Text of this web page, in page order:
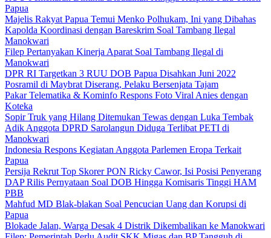
Papua
Majelis Rakyat Papua Temui Menko Polhukam, Ini yang Dibahas
Kapolda Koordinasi dengan Bareskrim Soal Tambang Ilegal
Manokwari
Filep Pertanyakan Kinerja Aparat Soal Tambang Ilegal di
Manokwari
DPR RI Targetkan 3 RUU DOB Papua Disahkan Juni 2022
Posramil di Maybrat Diserang, Pelaku Bersenjata Tajam
Pakar Telematika & Kominfo Respons Foto Viral Anies dengan
Koteka
Sopir Truk yang Hilang Ditemukan Tewas dengan Luka Tembak
Adik Anggota DPRD Sarolangun Diduga Terlibat PETI di
Manokwari
Indonesia Respons Kegiatan Anggota Parlemen Eropa Terkait
Papua
Persija Rekrut Top Skorer PON Ricky Cawor, Isi Posisi Penyerang
DAP Rilis Pernyataan Soal DOB Hingga Komisaris Tinggi HAM
PBB
Mahfud MD Blak-blakan Soal Pencucian Uang dan Korupsi di
Papua
Blokade Jalan, Warga Desak 4 Distrik Dikembalikan ke Manokwari